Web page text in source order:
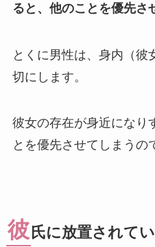
ると、他のことを優先さ
とくに男性は、身内（彼
切にします。
彼女の存在が身近になり
とを優先させてしまうの
彼 氏に放置されて